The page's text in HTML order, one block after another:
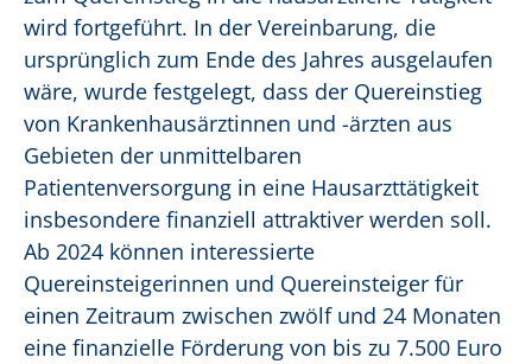
wird fortgeführt. In der Vereinbarung, die
ursprünglich zum Ende des Jahres ausgelaufen
wäre, wurde festgelegt, dass der Quereinstieg
von Krankenhausärztinnen und -ärzten aus
Gebieten der unmittelbaren
Patientenversorgung in eine Hausarzttätigkeit
insbesondere finanziell attraktiver werden soll.
Ab 2024 können interessierte
Quereinsteigerinnen und Quereinsteiger für
einen Zeitraum zwischen zwölf und 24 Monaten
eine finanzielle Förderung von bis zu 7.500 Euro